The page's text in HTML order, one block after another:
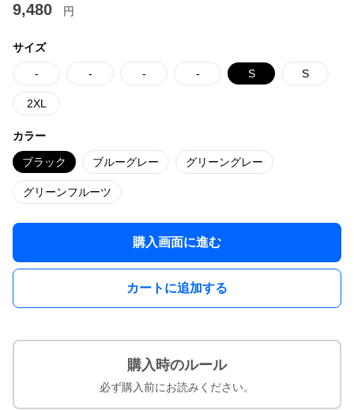
9,480 円
サイズ
- - - - S S
2XL
カラー
ブラック ブルーグレー グリーングレー
グリーンフルーツ
購入画面に進む
カートに追加する
購入時のルール
必ず購入前にお読みください。